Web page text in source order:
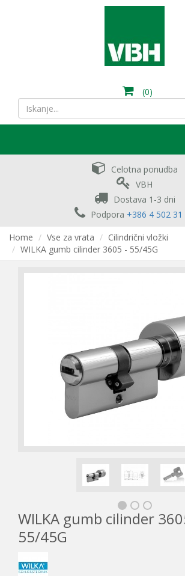
(0)
Celotna ponudba
VBH
Dostava 1-3 dni
Podpora +386 4 502 31
Home
Vse za vrata
Cilindrični vložki
WILKA gumb cilinder 3605 - 55/45G
WILKA gumb cilinder
55/45G